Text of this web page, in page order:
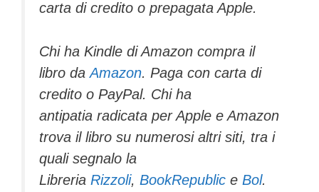
carta di credito o prepagata Apple.
Chi ha Kindle di Amazon compra il
libro daAmazon. Paga con carta di
credito o PayPal. Chi ha
antipatia radicata per Apple e Amazon
trova il libro su numerosi altri siti, tra i
quali segnalo la
Libreria Rizzoli, BookRepublic e Bol.